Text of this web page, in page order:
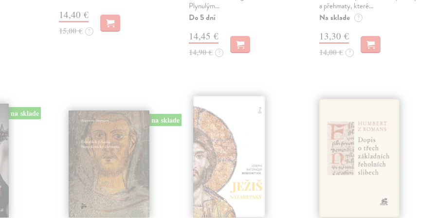
14,40 €
15,00 € ?
Plynulým…
Do 5 dní
14,45 €
14,90 € ?
a přehmaty, které…
Na sklade ?
13,30 €
14,00 € ?
na sklade
na sklade